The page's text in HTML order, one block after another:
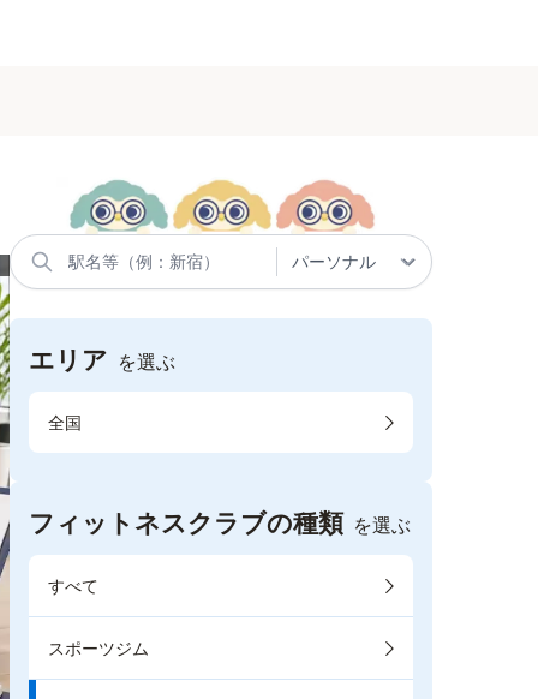
エリア を選ぶ
全国
フィットネスクラブの種類 を選ぶ
すべて
スポーツジム